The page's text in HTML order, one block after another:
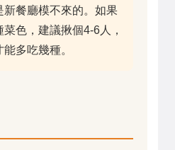
新餐廳模不來的。如果
色，建議揪個4-6人，
多吃幾種。